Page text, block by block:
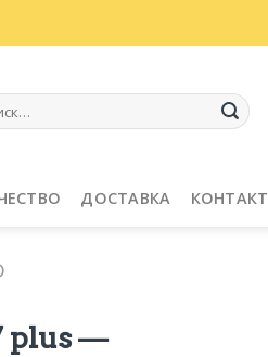
ДОСТАВКА
plus —